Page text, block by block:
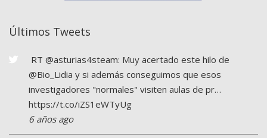
Últimos Tweets
RT @asturias4steam: Muy acertado este hilo de
@Bio_Lidia y si además conseguimos que esos
investigadores "normales" visiten aulas de pr…
https://t.co/iZS1eWTyUg
6 años ago